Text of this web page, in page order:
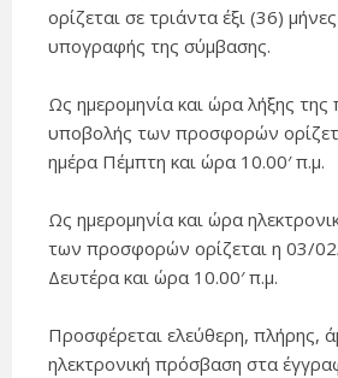
ορίζεται σε τριάντα έξι (36)
υπογραφής της σύμβασης.
Ως ημερομηνία και ώρα λήξης της
υποβολής των προσφορών
ημέρα Πέμπτη και ώρα 10.00′ π.μ.
Ως ημερομηνία και ώρα
των προσφορών ορίζεται η 03/
Δευτέρα και ώρα 10.00′ π.μ.
Προσφέρεται ελεύθερη, πλήρης,
ηλεκτρονική πρόσβαση στα